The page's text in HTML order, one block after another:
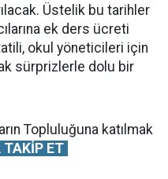
Üstelik bu tarihler
ek ders ücreti
okul yöneticileri için
sürprizlerle dolu bir
Topluluğuna katılmak
TAKİP ET